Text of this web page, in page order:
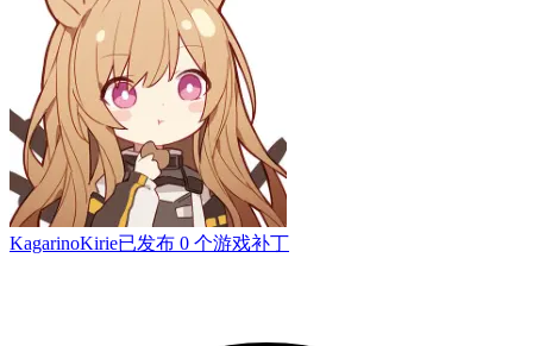
KagarinoKirie已发布 0 个游戏补丁